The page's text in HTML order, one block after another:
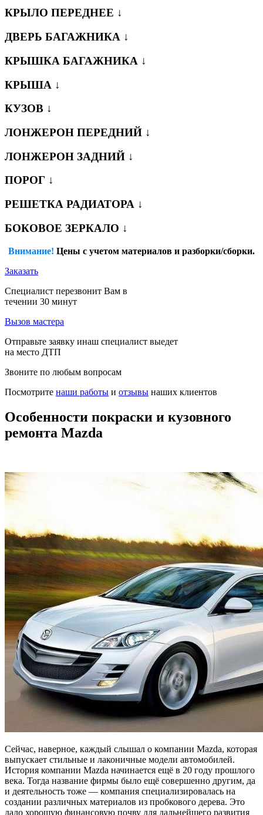
КРЫЛО ПЕРЕДНЕЕ ↓
ДВЕРЬ БАГАЖНИКА ↓
КРЫШКА БАГАЖНИКА ↓
КРЫША ↓
КУЗОВ ↓
ЛОНЖЕРОН ПЕРЕДНИЙ ↓
ЛОНЖЕРОН ЗАДНИЙ ↓
ПОРОГ ↓
РЕШЕТКА РАДИАТОРА ↓
БОКОВОЕ ЗЕРКАЛО ↓
Внимание! Цены с учетом материалов и разборки/сборки.
Заказать
Специалист перезвонит Вам в
течении 30 минут
Вызов мастера
Отправьте заявку инаш специалист выедет
на место ДТП
Звоните по любым вопросам
Посмотрите наши работы и отзывы наших клиентов
Особенности покраски и кузовного
ремонта Mazda
Сейчас, наверное, каждый слышал о компании Mazda, которая
выпускает стильные и лаконичные модели автомобилей.
История компании Mazda начинается ещё в 20 году прошлого
века. Тогда название фирмы было ещё совершенно другим, да
и деятельность тоже — компания специализировалась на
создании различных материалов из пробкового дерева. Это
дало хорошую финансовую почву для дальнейшего развития